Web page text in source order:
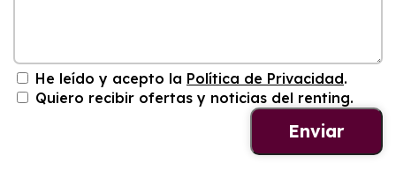
He leído y acepto la Política de Privacidad.
Quiero recibir ofertas y noticias del renting.